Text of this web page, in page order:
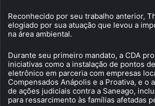
Reconhecido por seu trabalho anterior,
elogiado por sua atuação que levou a
na área ambiental.
Durante seu primeiro mandato, a CDA
iniciativas como a instalação de pontos
eletrônico em parceria com empresas
Compensados Anápolis e a Proativa, e o
de ações judiciais contra a Saneago,
para ressarcimento às famílias afetadas